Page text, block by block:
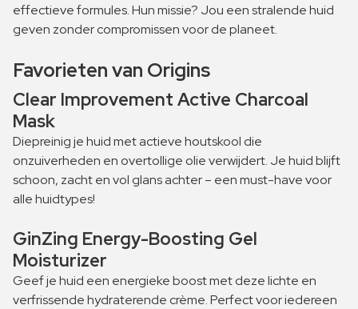
effectieve formules. Hun missie? Jou een stralende huid
geven zonder compromissen voor de planeet.
Favorieten van Origins
Clear Improvement Active Charcoal
Mask
Diepreinig je huid met actieve houtskool die
onzuiverheden en overtollige olie verwijdert. Je huid blijft
schoon, zacht en vol glans achter – een must-have voor
alle huidtypes!
GinZing Energy-Boosting Gel
Moisturizer
Geef je huid een energieke boost met deze lichte en
verfrissende hydraterende crème. Perfect voor iedereen